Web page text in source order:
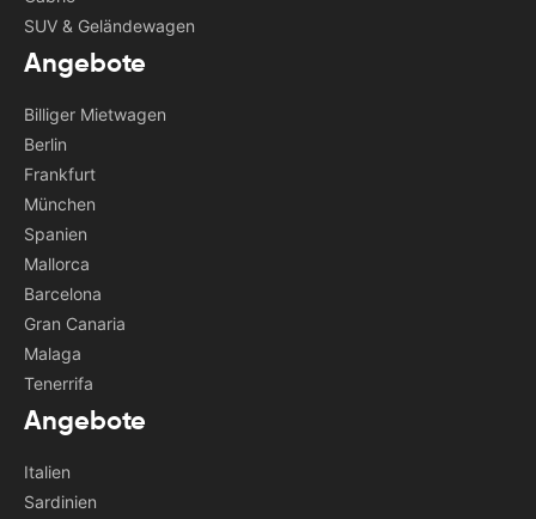
SUV & Geländewagen
Angebote
Billiger Mietwagen
Berlin
Frankfurt
München
Spanien
Mallorca
Barcelona
Gran Canaria
Malaga
Tenerrifa
Angebote
Italien
Sardinien